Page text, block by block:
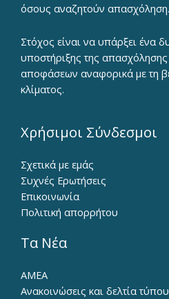
όσους αναζητούν απασχόληση.
Στόχος είναι να υπάρξει ένα
υποστήριξης της
αποφάσεων αναφορικά με τη
κλίματος.
Χρήσιμοι Σύνδεσμοι
Σχετικά με εμάς
Συχνές Ερωτήσεις
Επικοινωνία
Πολιτική απορρήτου
Τα Νέα
ΑΜΕΑ
Ανακοινώσεις και δελτία τύπου